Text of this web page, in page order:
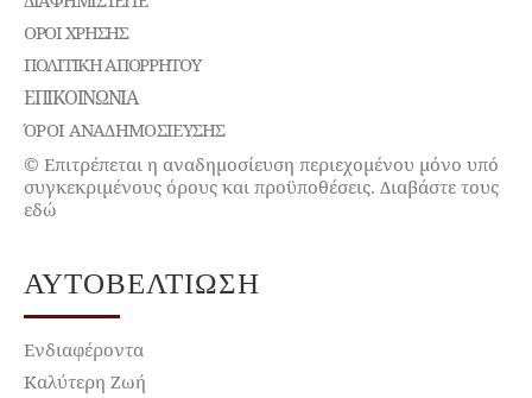
ΌΡΟΙ ΧΡΉΣΗΣ
ΠΟΛΙΤΙΚΉ ΑΠΟΡΡΉΤΟΥ
ΕΠΙΚΟΙΝΩΝΊΑ
ΌΡΟΙ ΑΝΑΔΗΜΟΣΙΕΥΣΗΣ
© Επιτρέπεται η αναδημοσίευση περιεχομένου μόνο υπό
συγκεκριμένους όρους και προϋποθέσεις. Διαβάστε τους
εδώ
ΑΥΤΟΒΕΛΤΊΩΣΗ
Ενδιαφέροντα
Καλύτερη Ζωή